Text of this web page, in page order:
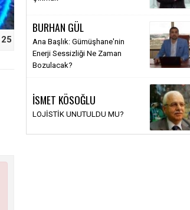
25
BURHAN GÜL
Ana Başlık: Gümüşhane'nin
Enerji Sessizliği Ne Zaman
Bozulacak?
İSMET KÖSOĞLU
LOJİSTİK UNUTULDU MU?